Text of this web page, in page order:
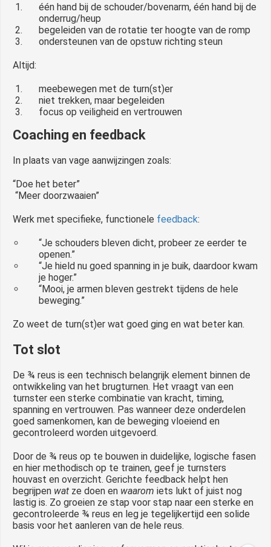
één hand bij de schouder/bovenarm, één hand bij de
onderrug/heup
begeleiden van de rotatie ter hoogte van de romp
ondersteunen van de opstuw richting steun
Altijd:
meebewegen met de turn(st)er
niet trekken, maar begeleiden
focus op veiligheid en vertrouwen
Coaching en feedback
In plaats van vage aanwijzingen zoals:
“Doe het beter”
“Meer doorzwaaien”
Werk met specifieke, functionele feedback:
“Je schouders bleven dicht, probeer ze eerder te
openen.”
“Je hield nu goed spanning in je buik, daardoor kwam
je hoger.”
“Mooi, je armen bleven gestrekt tijdens de hele
beweging.”
Zo weet de turn(st)er wat goed ging en wat beter kan.
Tot slot
De ¾ reus is een technisch belangrijk element binnen de
ontwikkeling van het brugturnen. Het vraagt van een
turnster een sterke combinatie van kracht, timing,
spanning en vertrouwen. Pas wanneer deze onderdelen
goed samenkomen, kan de beweging vloeiend en
gecontroleerd worden uitgevoerd.
Door de ¾ reus op te bouwen in duidelijke, logische fasen
en hier methodisch op te trainen, geef je turnsters
houvast en overzicht. Gerichte feedback helpt hen
begrijpen wat ze doen en waarom iets lukt of juist nog
lastig is. Zo groeien ze stap voor stap naar een sterke en
gecontroleerde ¾ reus en leg je tegelijkertijd een solide
basis voor het aanleren van de hele reus.